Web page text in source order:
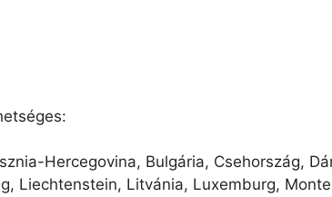
Hercegovina, Bulgária, Csehország,
Liechtenstein, Litvánia, Luxemburg,